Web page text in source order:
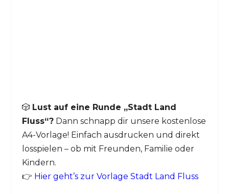
🎲 Lust auf eine Runde „Stadt Land
Fluss“?Dann schnapp dir unsere kostenlose
A4-Vorlage! Einfach ausdrucken und direkt
losspielen – ob mit Freunden, Familie oder
Kindern.
👉 Hier geht’s zur Vorlage Stadt Land Fluss